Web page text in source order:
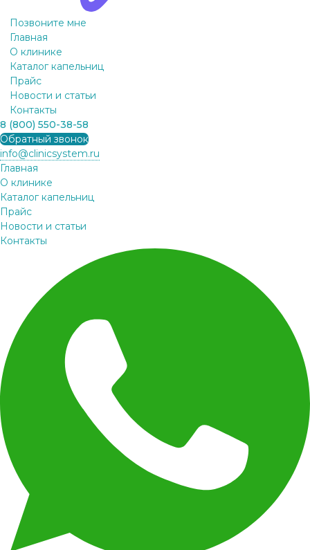
Позвоните мне
Главная
О клинике
Каталог капельниц
Прайс
Новости и статьи
Контакты
8 (800) 550-38-58
Обратный звонок
info@clinicsystem.ru
Главная
О клинике
Каталог капельниц
Прайс
Новости и статьи
Контакты